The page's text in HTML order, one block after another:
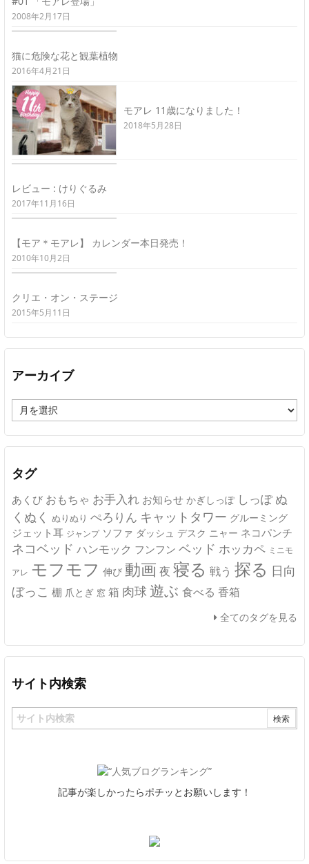
2008年2月17日
猫に危険な花と観葉植物
2016年4月21日
モアレ 11歳になりました！
2018年5月28日
レビュー : けりぐるみ
2017年11月16日
【モア＊モアレ】 カレンダー本日発売！
2010年10月2日
クリエ・オン・ステージ
2015年5月11日
アーカイブ
ー
カ
イ
タグ
あくび おもちゃ お手入れ お知らせ かぎしっぽ しっぽ ぬ
くぬく ぬりぬり ぺろりん キャットタワー グルーミング
ジェット耳 ジャンプ ソファ ダッシュ デスク ニャー ネコパンチ
ネコベッド ハンモック フンフン ベッド ホッカペ ミニモ
アレ モフモフ 伸び 動画 夜 寝る 戦う 探る 日向
ぼっこ 棚 爪とぎ 窓 箱 肉球 遊ぶ 食べる 香箱
全てのタグを見る
サイト内検索
記事が楽しかったらポチッとお願いします！